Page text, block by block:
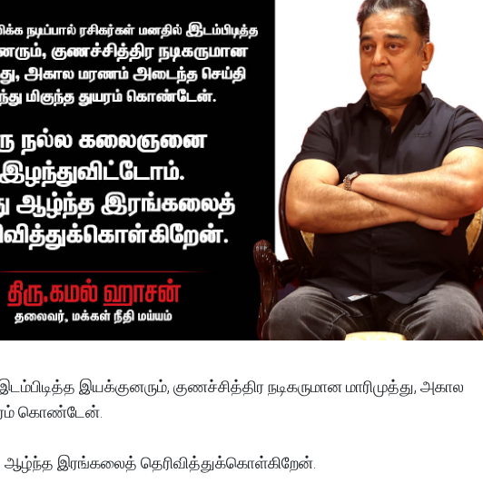
இயக்குனரும், குணச்சித்திர நடிகருமான மாரிமுத்து, அகால
கொண்டேன்.
இரங்கலைத் தெரிவித்துக்கொள்கிறேன்.